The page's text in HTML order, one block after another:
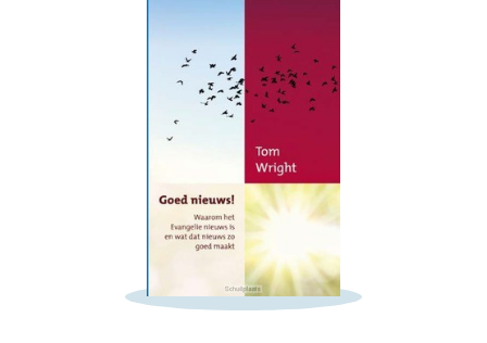
Schrijf hieronder je review!